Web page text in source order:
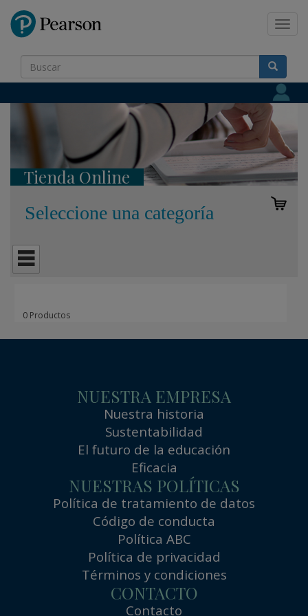
Tienda Online
Seleccione una categoría
0 Productos
NUESTRA EMPRESA
Nuestra historia
Sustentabilidad
El futuro de la educación
Eficacia
NUESTRAS POLÍTICAS
Política de tratamiento de datos
Código de conducta
Política ABC
Política de privacidad
Términos y condiciones
CONTACTO
Contacto